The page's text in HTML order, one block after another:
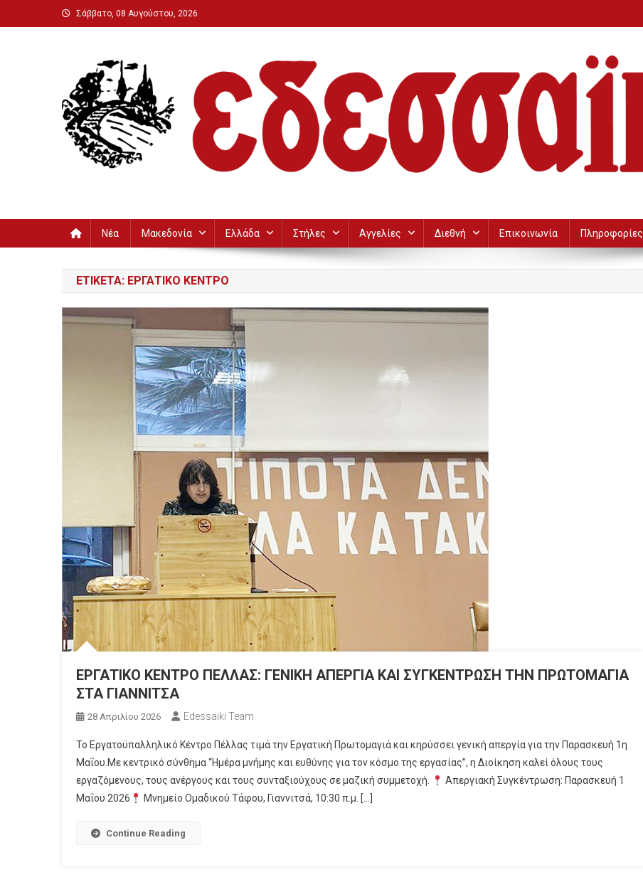
Μεταπηδήστε
στο
Σάββατο, 08 Αυγούστου, 2026
Νέα Μακεδονία Ελλάδα Στήλες Αγγελίες Διεθνή Επικοινωνία Πληροφορίες
ΕΤΙΚΈΤΑ: ΕΡΓΑΤΙΚΌ ΚΈΝΤΡΟ
ΕΡΓΑΤΙΚΟ ΚΕΝΤΡΟ ΠΕΛΛΑΣ: ΓΕΝΙΚΗ ΑΠΕΡΓΙΑ ΚΑΙ ΣΥΓΚΕΝΤΡΩΣΗ ΤΗΝ ΠΡΩΤΟΜΑΓΙΑ
ΣΤΑ ΓΙΑΝΝΙΤΣΑ
28 Απριλίου 2026 Edessaiki Team
Το Εργατοϋπαλληλικό Κέντρο Πέλλας τιμά την Εργατική Πρωτομαγιά και κηρύσσει γενική απεργία για την Παρασκευή 1η
Μαΐου.Με κεντρικό σύνθημα “Ημέρα μνήμης και ευθύνης για τον κόσμο της εργασίας”, η Διοίκηση καλεί όλους τους
εργαζόμενους, τους ανέργους και τους συνταξιούχους σε μαζική συμμετοχή.
Απεργιακή Συγκέντρωση: Παρασκευή 1
Μαΐου 2026
Μνημείο Ομαδικού Τάφου, Γιαννιτσά, 10:30 π.μ. […]
Continue Reading